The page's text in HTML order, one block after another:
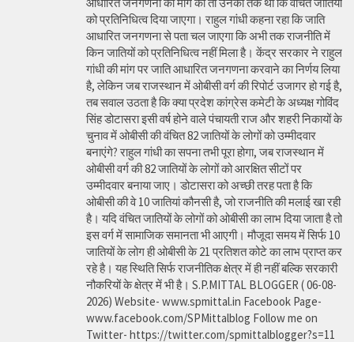
को प्रतिनिधित्व दिया जाएगा। राहुल गांधी कहना रहा कि जाति
आधारित जनगणना से पता चल जाएगा कि अभी तक राजनीति में
किन जातियों को प्रतिनिधित्व नहीं मिला है। केंद्र सरकार ने राहुल
गांधी की मांग पर जाति आधारित जनगणना करवाने का निर्णय लिया
है, लेकिन जब राजस्थान में ओबीसी वर्ग की रिपोर्ट उजागर हो गई है,
तब सवाल उठता है कि क्या प्रदेश कांग्रेस कमेटी के अध्यक्ष गोविंद
सिंह डोटासरा इसी वर्ष होने वाले पंचायती राज और शहरी निकायों के
चुनाव में ओबीसी की वंचित 82 जातियों के लोगों को उम्मीदवार
बनाएंगे? राहुल गांधी का सपना तभी पूरा होगा, जब राजस्थान में
ओबीसी वर्ग की 82 जातियों के लोगों को आरक्षित सीटों पर
उम्मीदवार बनाया जाए। डोटासरा को अच्छी तरह पता है कि
ओबीसी की वे 10 जातियां कौनसी है, जो राजनीति की मलाई खा रही
है। यदि वंचित जातियों के लोगों को ओबीसी का लाभ दिया जाता है तो
इस वर्ग में सामाजिक समानता भी आएगी। मौजूदा समय में सिर्फ 10
जातियों के लोग ही ओबीसी के 21 प्रतिशत कोटे का लाभ प्राप्त कर
रहे है। यह स्थिति सिर्फ राजनीतिक क्षेत्र में ही नहीं बल्कि सरकारी
नौकरियों के क्षेत्र में भी है। S.P.MITTAL BLOGGER ( 06-08-
2026) Website- www.spmittal.in Facebook Page-
www.facebook.com/SPMittalblog Follow me on
Twitter- https://twitter.com/spmittalblogger?s=11